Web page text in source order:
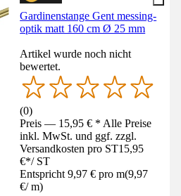
Gardinenstange Gent messing-
optik matt 160 cm Ø 25 mm
Artikel wurde noch nicht
bewertet.
(0)
Preis — 15,95 € * Alle Preise
inkl. MwSt. und ggf. zzgl.
Versandkosten pro ST15,95
€*/ ST
Entspricht 9,97 € pro m(9,97
€/ m)